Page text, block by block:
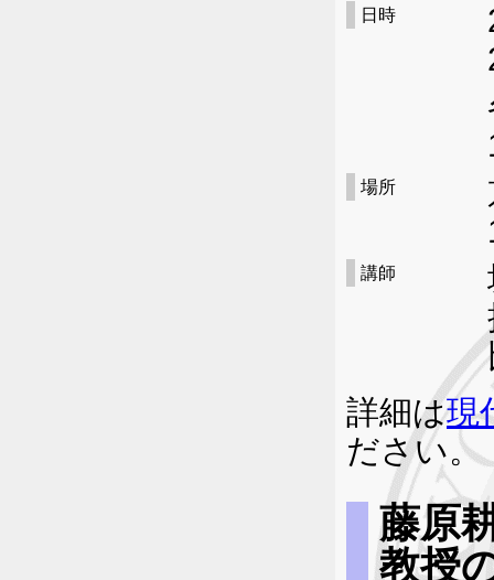
日時
場所
講師
詳細は現
ださい。
藤原
教授